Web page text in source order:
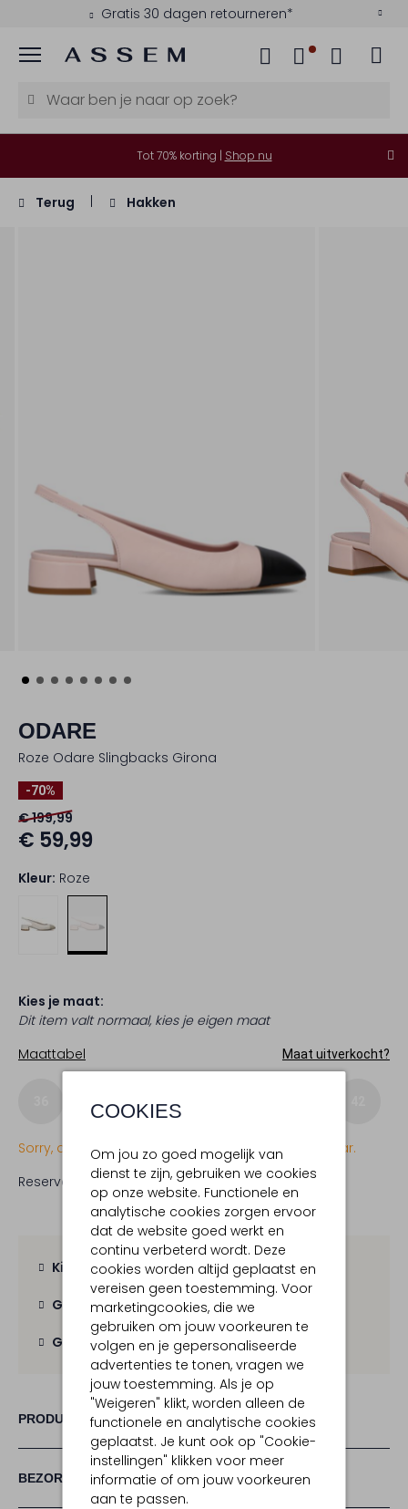
Gratis 30 dagen retourneren*
Menu
COOKIES
Om jou zo goed mogelijk van
dienst te zijn, gebruiken we cookies
op onze website. Functionele en
analytische cookies zorgen ervoor
dat de website goed werkt en
continu verbeterd wordt. Deze
cookies worden altijd geplaatst en
vereisen geen toestemming. Voor
marketingcookies, die we
gebruiken om jouw voorkeuren te
volgen en je gepersonaliseerde
advertenties te tonen, vragen we
jouw toestemming. Als je op
"Weigeren" klikt, worden alleen de
functionele en analytische cookies
geplaatst. Je kunt ook op "Cookie-
instellingen" klikken voor meer
informatie of om jouw voorkeuren
aan te passen.
Tot 70% korting | Shop nu
Terug Hakken
ODARE
Roze Odare Slingbacks Girona
-70%
€ 199,99
€ 59,99
Kleur: Roze
Kies je maat:
Dit item valt normaal, kies je eigen maat
Maattabel
Maat uitverkocht?
37 38
Sorry, dit item is momenteel (nog) niet beschikbaar.
Reserveer direct in een van onze 19 boutiques
Kies zelf je bezorgmoment
Gratis verzendingvanaf € 100,-
Gratis retourbinnen 30 dagen
PRODUCT INFORMATIE
BEZORGEN & RETOURNEREN